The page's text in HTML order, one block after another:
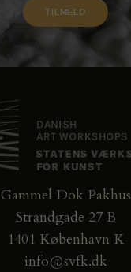
Gammel Dok Pakhus
Strandgade 27 B
1401 København K
info@svfk.dk